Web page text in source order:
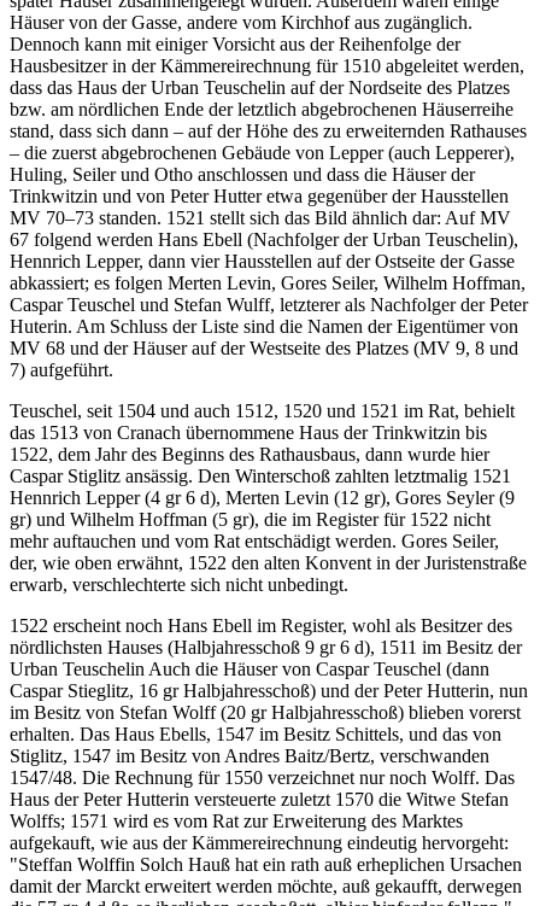
Häuser von der Gasse, andere vom Kirchhof aus zugänglich.
Dennoch kann mit einiger Vorsicht aus der Reihenfolge der
Hausbesitzer in der Kämmereirechnung für 1510 abgeleitet werden,
dass das Haus der Urban Teuschelin auf der Nordseite des Platzes
bzw. am nördlichen Ende der letztlich abgebrochenen Häuserreihe
stand, dass sich dann – auf der Höhe des zu erweiternden Rathauses
– die zuerst abgebrochenen Gebäude von Lepper (auch Lepperer),
Huling, Seiler und Otho anschlossen und dass die Häuser der
Trinkwitzin und von Peter Hutter etwa gegenüber der Hausstellen
MV 70–73 standen. 1521 stellt sich das Bild ähnlich dar: Auf MV
67 folgend werden Hans Ebell (Nachfolger der Urban Teuschelin),
Hennrich Lepper, dann vier Hausstellen auf der Ostseite der Gasse
abkassiert; es folgen Merten Levin, Gores Seiler, Wilhelm Hoffman,
Caspar Teuschel und Stefan Wulff, letzterer als Nachfolger der Peter
Huterin. Am Schluss der Liste sind die Namen der Eigentümer von
MV 68 und der Häuser auf der Westseite des Platzes (MV 9, 8 und
7) aufgeführt.
Teuschel, seit 1504 und auch 1512, 1520 und 1521 im Rat, behielt
das 1513 von Cranach übernommene Haus der Trinkwitzin bis
1522, dem Jahr des Beginns des Rathausbaus, dann wurde hier
Caspar Stiglitz ansässig. Den Winterschoß zahlten letztmalig 1521
Hennrich Lepper (4 gr 6 d), Merten Levin (12 gr), Gores Seyler (9
gr) und Wilhelm Hoffman (5 gr), die im Register für 1522 nicht
mehr auftauchen und vom Rat entschädigt werden. Gores Seiler,
der, wie oben erwähnt, 1522 den alten Konvent in der Juristenstraße
erwarb, verschlechterte sich nicht unbedingt.
1522 erscheint noch Hans Ebell im Register, wohl als Besitzer des
nördlichsten Hauses (Halbjahresschoß 9 gr 6 d), 1511 im Besitz der
Urban Teuschelin Auch die Häuser von Caspar Teuschel (dann
Caspar Stieglitz, 16 gr Halbjahresschoß) und der Peter Hutterin, nun
im Besitz von Stefan Wolff (20 gr Halbjahresschoß) blieben vorerst
erhalten. Das Haus Ebells, 1547 im Besitz Schittels, und das von
Stiglitz, 1547 im Besitz von Andres Baitz/Bertz, verschwanden
1547/48. Die Rechnung für 1550 verzeichnet nur noch Wolff. Das
Haus der Peter Hutterin versteuerte zuletzt 1570 die Witwe Stefan
Wolffs; 1571 wird es vom Rat zur Erweiterung des Marktes
aufgekauft, wie aus der Kämmereirechnung eindeutig hervorgeht:
"Steffan Wolffin Solch Hauß hat ein rath auß erheplichen Ursachen
damit der Marckt erweitert werden möchte, auß gekaufft, derwegen